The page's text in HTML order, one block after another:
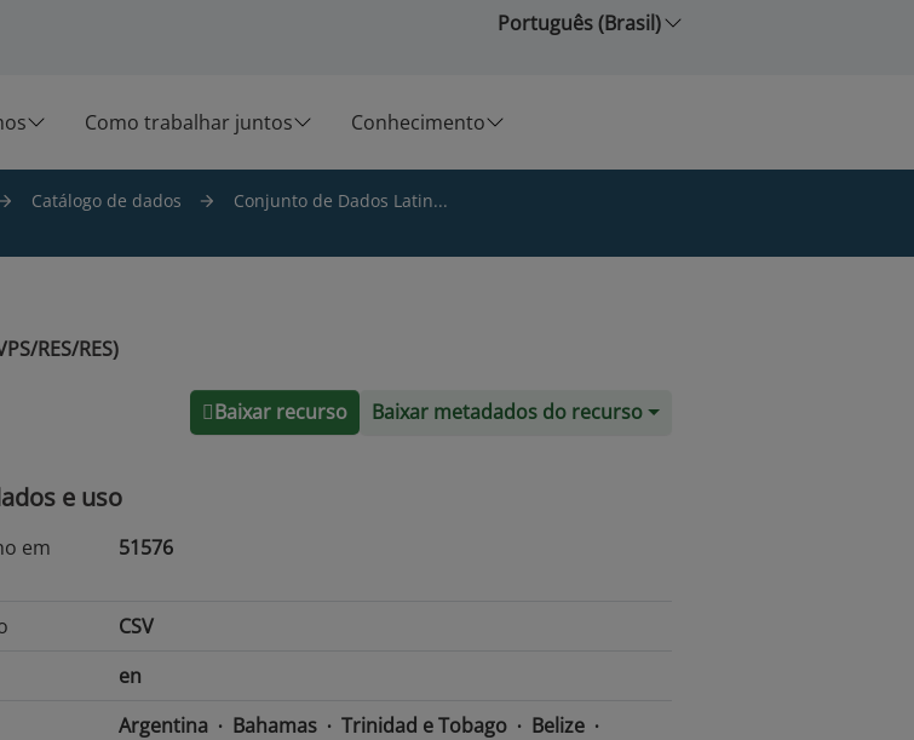
Português (Brasil)
Como trabalhar juntos Conhecimento
Catálogo de dados
Conjunto de Dados Latin...
RES/RES)
Baixar recurso Baixar metadados do recurso
e uso
em
51576
CSV
en
Argentina Bahamas Trinidad e Tobago
Belize